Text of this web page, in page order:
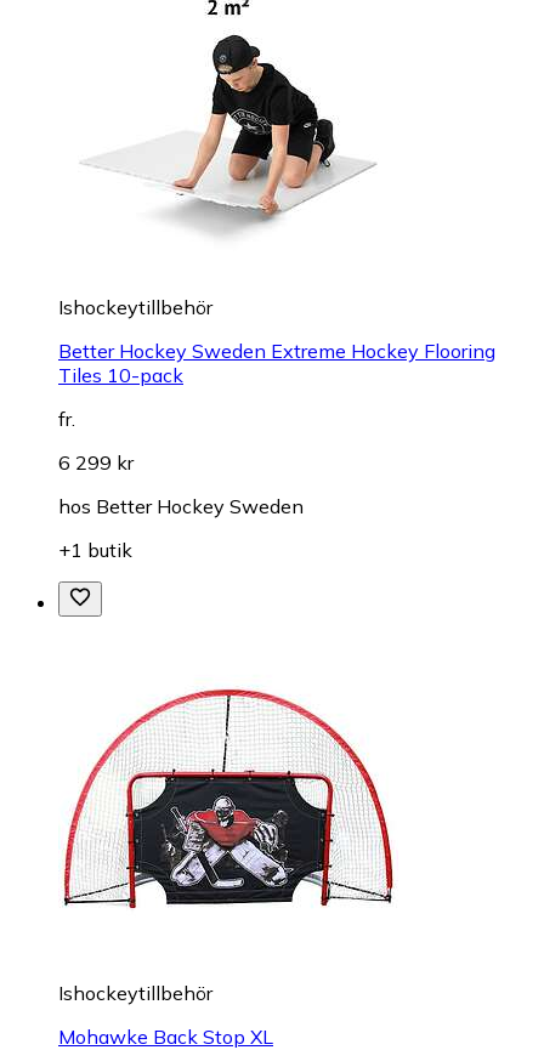
Ishockeytillbehör
Better Hockey Sweden Extreme Hockey Flooring
Tiles 10-pack
fr.
6 299 kr
hos Better Hockey Sweden
+1 butik
Ishockeytillbehör
Mohawke Back Stop XL